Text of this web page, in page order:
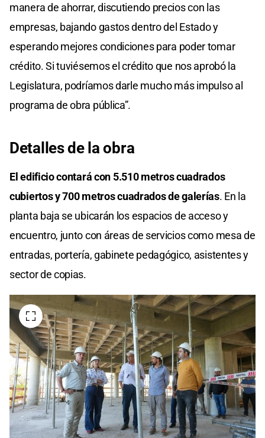
manera de ahorrar, discutiendo precios con las
empresas, bajando gastos dentro del Estado y
esperando mejores condiciones para poder tomar
crédito. Si tuviésemos el crédito que nos aprobó la
Legislatura, podríamos darle mucho más impulso al
programa de obra pública”.
Detalles de la obra
El edificio contará con 5.510 metros cuadrados
cubiertos y 700 metroscuadrados de galerías. En la
planta baja se ubicarán los espacios de acceso y
encuentro, junto con áreas de servicios como mesa de
entradas, portería, gabinete pedagógico, asistentes y
sector de copias.